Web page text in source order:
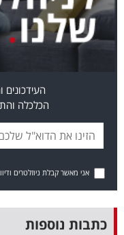
5
המילון
40
UNDER
40
שיתופי
הכלכלה
אני מאשר קבלת ניוזלטרים
כתבות נוספות